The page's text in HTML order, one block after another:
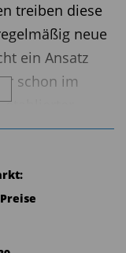
treiben diese
neue
ein Ansatz
schon im
eines
oder gleich
Bewegung.
bekannten